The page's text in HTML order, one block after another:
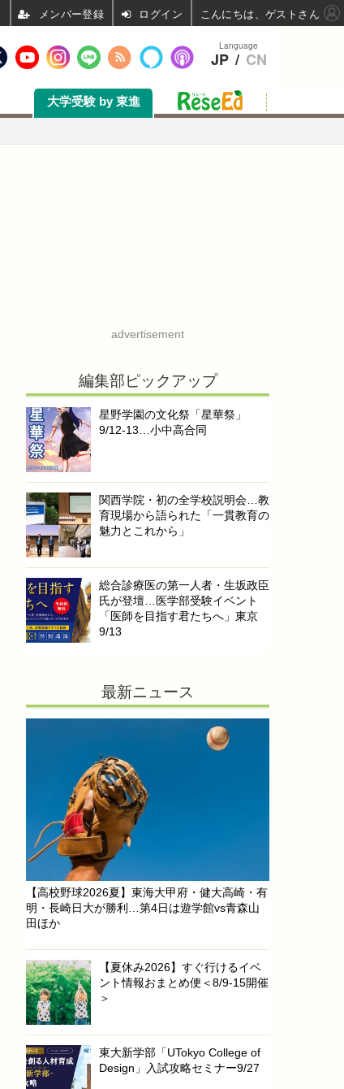
大学受験 by 東進
advertisement
編集部ピックアップ
星野学園の文化祭「星華祭」
9/12-13…小中高合同
関西学院・初の全学校説明会…教
育現場から語られた「一貫教育の
魅力とこれから」
総合診療医の第一人者・生坂政臣
氏が登壇…医学部受験イベント
「医師を目指す君たちへ」東京
9/13
最新ニュース
【高校野球2026夏】東海大甲府・健大高崎・有
明・長崎日大が勝利…第4日は遊学館vs青森山
田ほか
【夏休み2026】すぐ行けるイベ
ント情報おまとめ便＜8/9-15開催
＞
東大新学部「UTokyo College of
Design」入試攻略セミナー9/27
Language
JP / CN
ログイン こんにちは、ゲストさん